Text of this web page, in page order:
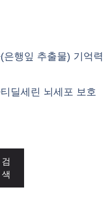
행잎 추출물) 기억력
딜세린 뇌세포 보호
검
색